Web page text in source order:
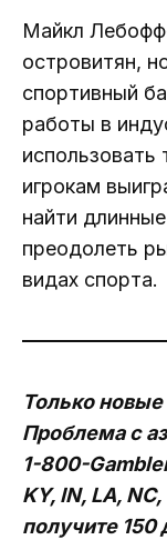
Майкл
островитян,
спортивный
работы в
игрокам
найти
преодолеть
видах спорта.
Только новые
Проблема с
1-800-
KY, IN, LA,
получите 150